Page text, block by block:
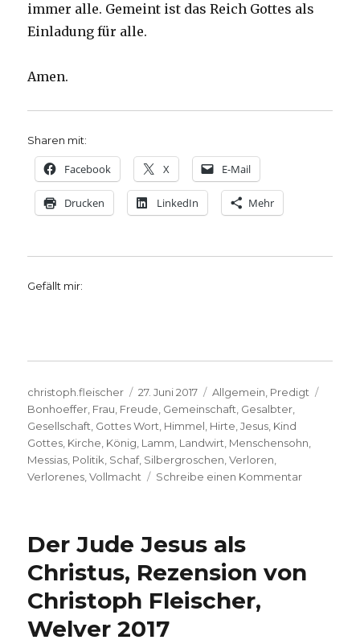
immer alle. Gemeint ist das Reich Gottes als
Einladung für alle.
Amen.
Sharen mit:
Facebook X E-Mail
Drucken LinkedIn Mehr
Gefällt mir:
Autor
christoph.fleischer
Veröffentlicht
am
27. Juni 2017 Kategorien
Allgemein, Predigt
Bonhoeffer, Frau, Freude, Gemeinschaft, Gesalbter,
Gesellschaft, Gottes Wort, Himmel, Hirte,Jesus, Kind
Gottes, Kirche, König, Lamm, Landwirt, Menschensohn,
Messias, Politik, Schaf, Silbergroschen,Verloren,
Verlorenes,Vollmacht Schreibe einen Kommentarzu
Welver
Der Jude Jesus als
Christus, Rezension von
Christoph Fleischer,
Welver 2017